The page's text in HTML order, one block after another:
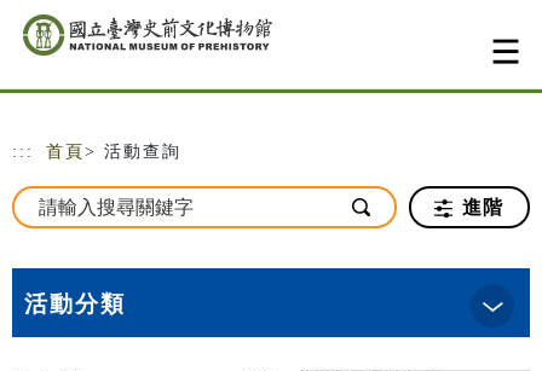
跳到主要內容
網站導覽
::: 首頁 > 活動查詢
進階
活動分類